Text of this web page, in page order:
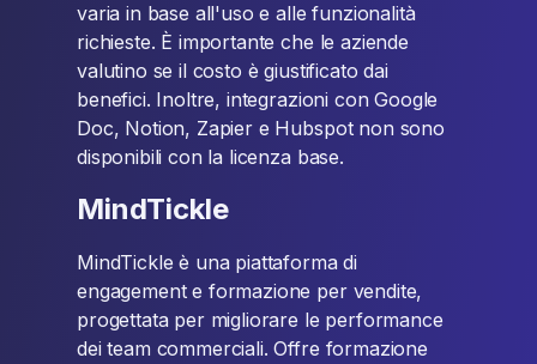
varia in base all'uso e alle funzionalità
richieste. È importante che le aziende
valutino se il costo è giustificato dai
benefici. Inoltre, integrazioni con Google
Doc, Notion, Zapier e Hubspot non sono
disponibili con la licenza base.
MindTickle
MindTickle è una piattaforma di
engagement e formazione per vendite,
progettata per migliorare le performance
dei team commerciali. Offre formazione